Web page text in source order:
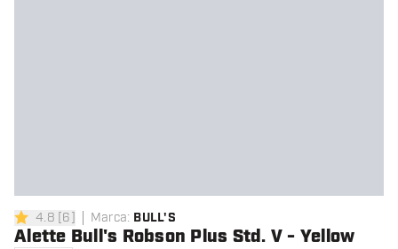
4.8 stelle di valutazione
4.8 [6] Marca: BULL'S
Alette Bull's Robson Plus Std. V - Yellow